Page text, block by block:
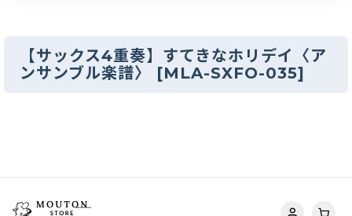
【サックス4重奏】すてきなホリデイ〈ア
ンサンブル楽譜〉
[MLA-SXFO-035]